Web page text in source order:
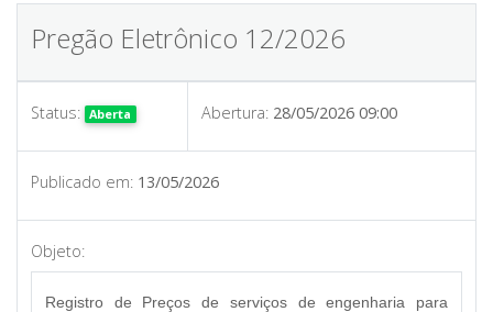
Pregão Eletrônico 12/2026
Status: Aberta Abertura: 28/05/2026 09:00
Publicado em: 13/05/2026
Objeto:
Registro de Preços de serviços de engenharia para